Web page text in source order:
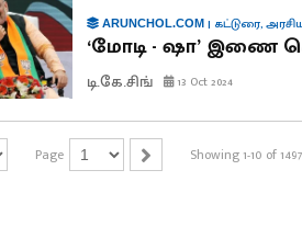
ARUNCHOL.COM| கட்டுரை,
‘மோடி - ஷா’ இணை
டி.கே.சிங் 13 Oct 2024
Page Showing 1-10 of 1497